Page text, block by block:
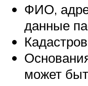
ФИО,
данные
может